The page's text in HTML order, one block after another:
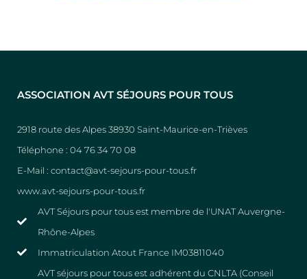
ASSOCIATION AVT SÉJOURS POUR TOUS
2918 route des Alpes 38930 Saint-Maurice-en-Trièves
Téléphone : 04 76 34 70 08
E-Mail : contact@avt-sejours-pour-tous.fr
www.avt-sejours-pour-tous.fr
AVT Séjours pour tous est membre de l'UNAT Auvergne-
Rhône-Alpes
Immatriculation Atout France IM03811040
AVT séjours pour tous est adhérent du CNLTA (Conseil